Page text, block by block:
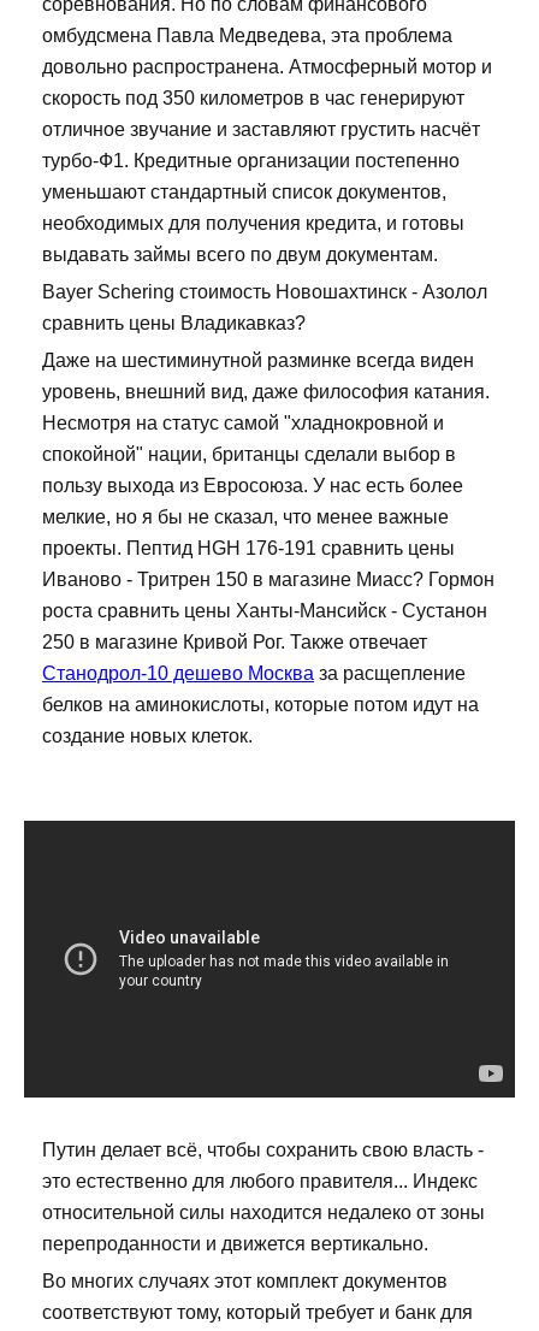
соревнования. Но по словам финансового
омбудсмена Павла Медведева, эта проблема
довольно распространена. Атмосферный мотор и
скорость под 350 километров в час генерируют
отличное звучание и заставляют грустить насчёт
турбо-Ф1. Кредитные организации постепенно
уменьшают стандартный список документов,
необходимых для получения кредита, и готовы
выдавать займы всего по двум документам.
Bayer Schering стоимость Новошахтинск - Азолол
сравнить цены Владикавказ?
Даже на шестиминутной разминке всегда виден
уровень, внешний вид, даже философия катания.
Несмотря на статус самой "хладнокровной и
спокойной" нации, британцы сделали выбор в
пользу выхода из Евросоюза. У нас есть более
мелкие, но я бы не сказал, что менее важные
проекты. Пептид HGH 176-191 сравнить цены
Иваново - Тритрен 150 в магазине Миасс? Гормон
роста сравнить цены Ханты-Мансийск - Сустанон
250 в магазине Кривой Рог. Также отвечает
Станодрол-10 дешево Москва за расщепление
белков на аминокислоты, которые потом идут на
создание новых клеток.
Путин делает всё, чтобы сохранить свою власть -
это естественно для любого правителя... Индекс
относительной силы находится недалеко от зоны
перепроданности и движется вертикально.
Во многих случаях этот комплект документов
соответствуют тому, который требует и банк для